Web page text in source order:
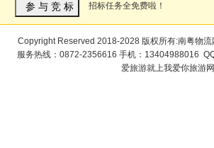
招标任务全免费啦！
Copyright Reserved 2018-2028 版权所有:南粤物流
服务热线：0872-2356616 手机：13404988016
爱旅游就上我爱你旅游网